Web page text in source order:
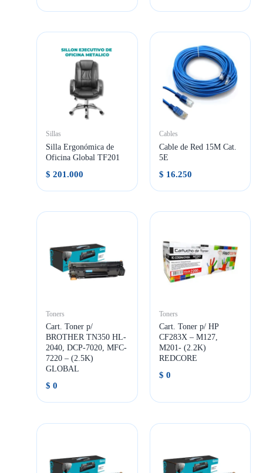
Sillas
Silla Ergonómica de
Oficina Global TF201
$ 201.000
Cables
Cable de Red 15M Cat.
5E
$ 16.250
Toners
Cart. Toner p/
BROTHER TN350 HL-
2040, DCP-7020, MFC-
7220 – (2.5K)
GLOBAL
$ 0
Toners
Cart. Toner p/ HP
CF283X – M127,
M201- (2.2K)
REDCORE
$ 0